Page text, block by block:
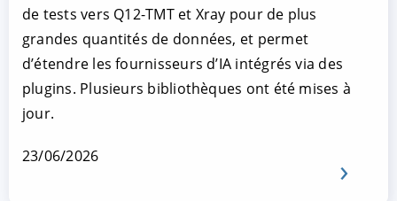
de tests vers Q12-TMT et Xray pour de plus
grandes quantités de données, et permet
d’étendre les fournisseurs d’IA intégrés via des
plugins. Plusieurs bibliothèques ont été mises à
jour.
23/06/2026